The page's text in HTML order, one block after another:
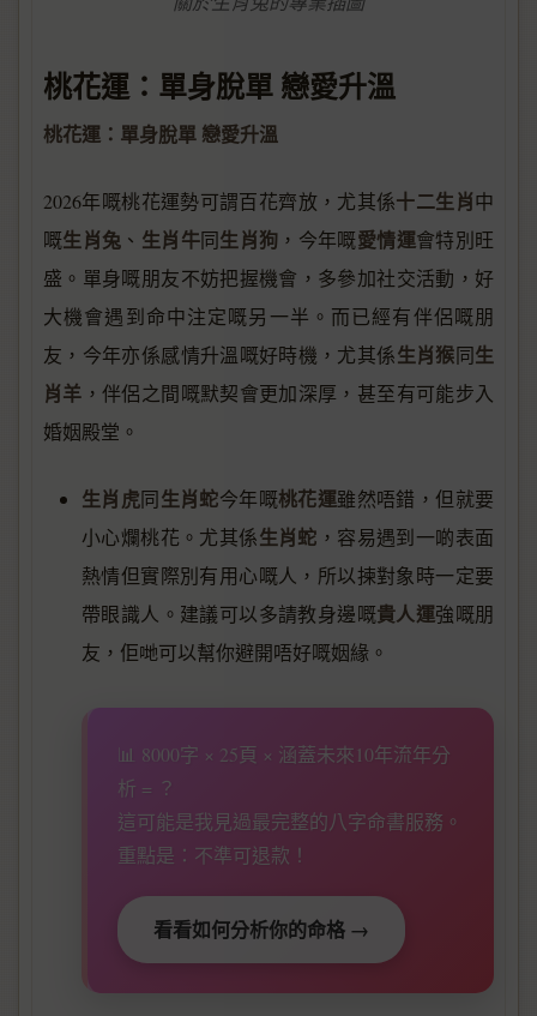
桃花運：單身脫單 戀愛升溫
桃花運：單身脫單 戀愛升溫
2026年嘅桃花運勢可謂百花齊放，尤其係十二生肖中
嘅生肖兔 、 生肖牛同生肖狗 ，今年嘅愛情運會特別旺
盛。單身嘅朋友不妨把握機會，多參加社交活動，好
大機會遇到命中注定嘅另一半。而已經有伴侶嘅朋
友，今年亦係感情升溫嘅好時機，尤其係生肖猴同生
肖羊 ，伴侶之間嘅默契會更加深厚，甚至有可能步入
婚姻殿堂。
生肖虎同生肖蛇今年嘅桃花運雖然唔錯，但就要
小心爛桃花。尤其係生肖蛇 ，容易遇到一啲表面
熱情但實際別有用心嘅人，所以揀對象時一定要
帶眼識人。建議可以多請教身邊嘅貴人運強嘅朋
友，佢哋可以幫你避開唔好嘅姻緣。
📊 8000字 × 25頁 × 涵蓋未來10年流年分
析 = ？
這可能是我見過最完整的八字命書服務。
重點是：不準可退款！
看看如何分析你的命格 →